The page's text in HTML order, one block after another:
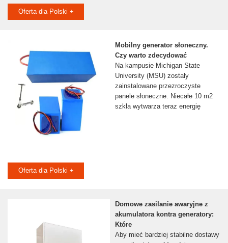
Oferta dla Polski +
Mobilny generator słoneczny.
Czy warto zdecydować
Na kampusie Michigan State
University (MSU) zostały
zainstalowane przezroczyste
panele słoneczne. Niecałe 10 m2
szkła wytwarza teraz energię
Oferta dla Polski +
Domowe zasilanie awaryjne z
akumulatora kontra generatory:
Które
Aby mieć bardziej stabilne dostawy